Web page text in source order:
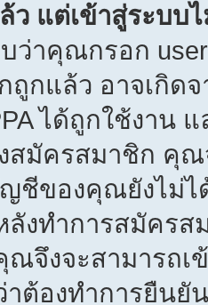
แต่เข้าสู่ระบบ
ว่าคุณกรอก
กแล้ว อาจเกิดจ
ได้ถูกใช้งาน
มัครสมาชิก คุณ
ชีของคุณยังไม่
งทำการสมัครส
ณจึงจะสามารถ
าต้องทำการยืน